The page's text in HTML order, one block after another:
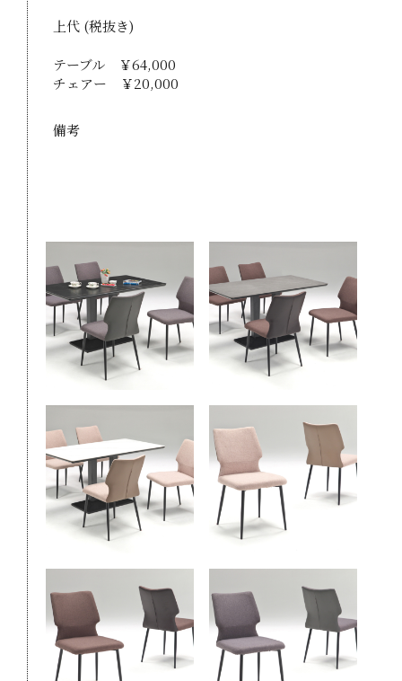
上代 (税抜き)
テーブル ￥64,000
チェアー ￥20,000
備考